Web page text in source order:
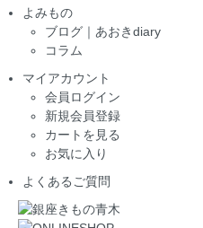
よみもの
ブログ｜あおきdiary
コラム
マイアカウント
会員ログイン
新規会員登録
カートを見る
お気に入り
よくあるご質問